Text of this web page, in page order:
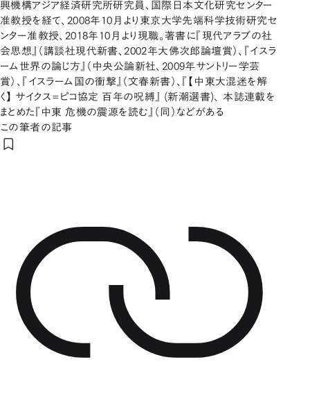
興機構アジア経済研究所研究員、国際日本文化研究センター
准教授を経て、2008年10月より東京大学先端科学技術研究セ
ンター准教授、2018年10月より現職。著書に『現代アラブの社
会思想』（講談社現代新書、2002年大佛次郎論壇賞）、『イスラ
ーム世界の論じ方』（中央公論新社、2009年サントリー学芸
賞）、『イスラーム国の衝撃』（文春新書）、『【中東大混迷を解
く】 サイクス=ピコ協定 百年の呪縛』 (新潮選書)、 本誌連載を
まとめた『中東 危機の震源を読む』（同）などがある
この筆者の記事